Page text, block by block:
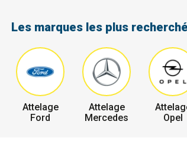
Les marques les plus
Attelage
Ford
Attelage
Mercedes
Opel